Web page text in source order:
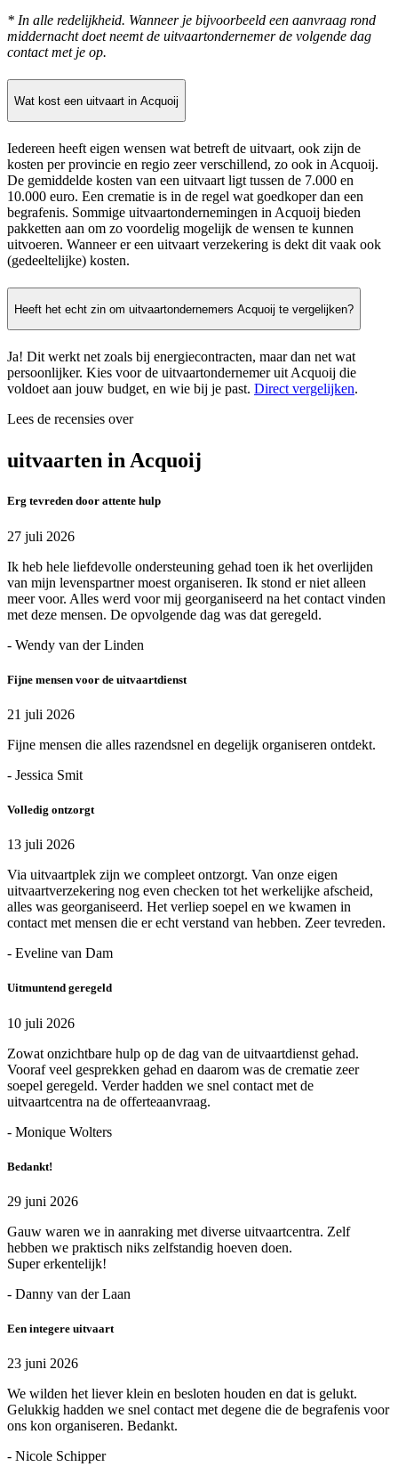
* In alle redelijkheid. Wanneer je bijvoorbeeld een aanvraag rond
middernacht doet neemt de uitvaartondernemer de volgende dag
contact met je op.
Wat kost een uitvaart in Acquoij
Iedereen heeft eigen wensen wat betreft de uitvaart, ook zijn de
kosten per provincie en regio zeer verschillend, zo ook in Acquoij.
De gemiddelde kosten van een uitvaart ligt tussen de 7.000 en
10.000 euro. Een crematie is in de regel wat goedkoper dan een
begrafenis. Sommige uitvaartondernemingen in Acquoij bieden
pakketten aan om zo voordelig mogelijk de wensen te kunnen
uitvoeren. Wanneer er een uitvaart verzekering is dekt dit vaak ook
(gedeeltelijke) kosten.
Heeft het echt zin om uitvaartondernemers Acquoij te vergelijken?
Ja! Dit werkt net zoals bij energiecontracten, maar dan net wat
persoonlijker. Kies voor de uitvaartondernemer uit Acquoij die
voldoet aan jouw budget, en wie bij je past. Direct vergelijken.
Lees de recensies over
uitvaarten in Acquoij
Erg tevreden door attente hulp
27 juli 2026
Ik heb hele liefdevolle ondersteuning gehad toen ik het overlijden
van mijn levenspartner moest organiseren. Ik stond er niet alleen
meer voor. Alles werd voor mij georganiseerd na het contact vinden
met deze mensen. De opvolgende dag was dat geregeld.
- Wendy van der Linden
Fijne mensen voor de uitvaartdienst
21 juli 2026
Fijne mensen die alles razendsnel en degelijk organiseren ontdekt.
- Jessica Smit
Volledig ontzorgt
13 juli 2026
Via uitvaartplek zijn we compleet ontzorgt. Van onze eigen
uitvaartverzekering nog even checken tot het werkelijke afscheid,
alles was georganiseerd. Het verliep soepel en we kwamen in
contact met mensen die er echt verstand van hebben. Zeer tevreden.
- Eveline van Dam
Uitmuntend geregeld
10 juli 2026
Zowat onzichtbare hulp op de dag van de uitvaartdienst gehad.
Vooraf veel gesprekken gehad en daarom was de crematie zeer
soepel geregeld. Verder hadden we snel contact met de
uitvaartcentra na de offerteaanvraag.
- Monique Wolters
Bedankt!
29 juni 2026
Gauw waren we in aanraking met diverse uitvaartcentra. Zelf
hebben we praktisch niks zelfstandig hoeven doen.
Super erkentelijk!
- Danny van der Laan
Een integere uitvaart
23 juni 2026
We wilden het liever klein en besloten houden en dat is gelukt.
Gelukkig hadden we snel contact met degene die de begrafenis voor
ons kon organiseren. Bedankt.
- Nicole Schipper